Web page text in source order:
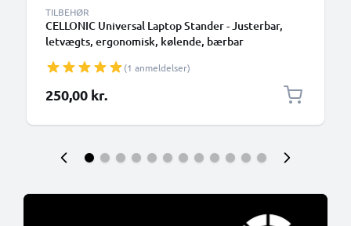
TILBEHØR
CELLONIC Universal Laptop Stander - Justerbar,
letvægts, ergonomisk, kølende, bærbar
Elevator, køler og holder til arbejdsbord og bord
(1 anmeldelser)
250,00 kr.